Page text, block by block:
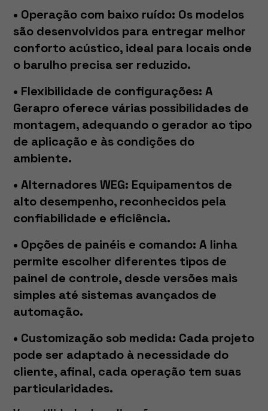
• Operação com baixo ruído: Os modelos
são desenvolvidos para entregar melhor
conforto acústico, ideal para locais onde
o barulho precisa ser reduzido.
• Flexibilidade de configurações:A
Gerapro oferece várias possibilidades de
montagem, adequando o gerador ao tipo
de aplicação e às condições do
ambiente.
• Alternadores WEG: Equipamentos de
alto desempenho, reconhecidos pela
confiabilidade e eficiência.
• Opções de painéis e comando:A linha
permite escolher diferentes tipos de
painel de controle, desde versões mais
simples até sistemas avançados de
automação.
• Customização sob medida: Cada projeto
pode ser adaptado à necessidade do
cliente, afinal, cada operação tem suas
particularidades.